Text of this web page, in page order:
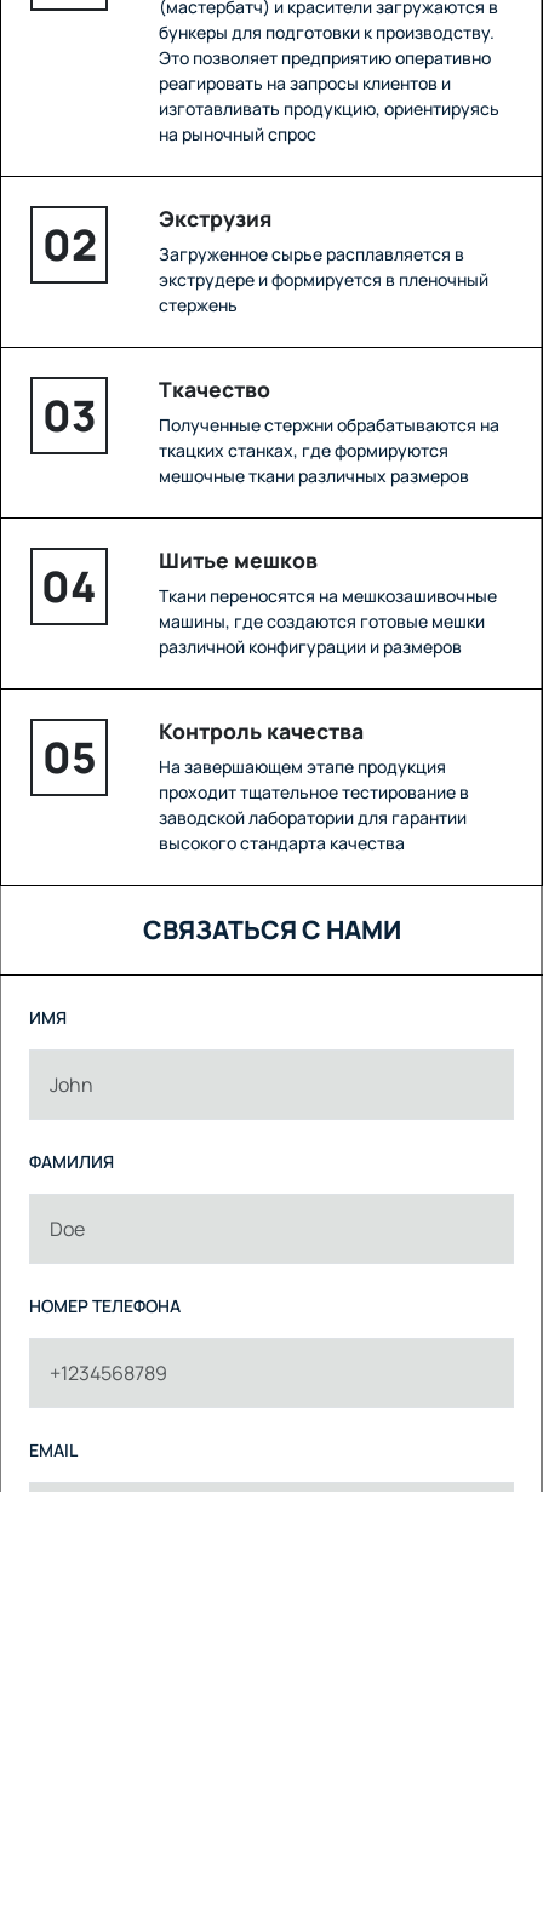
(мастербатч) и красители загружаются в
бункеры для подготовки к производству.
Это позволяет предприятию оперативно
реагировать на запросы клиентов и
изготавливать продукцию, ориентируясь
на рыночный спрос
02 Экструзия
Загруженное сырье расплавляется в
экструдере и формируется в пленочный
стержень
03 Ткачество
Полученные стержни обрабатываются на
ткацких станках, где формируются
мешочные ткани различных размеров
04 Шитье мешков
Ткани переносятся на мешкозашивочные
машины, где создаются готовые мешки
различной конфигурации и размеров
05 Контроль качества
На завершающем этапе продукция
проходит тщательное тестирование в
заводской лаборатории для гарантии
высокого стандарта качества
СВЯЗАТЬСЯ С НАМИ
ИМЯ
ФАМИЛИЯ
НОМЕР ТЕЛЕФОНА
EMAIL